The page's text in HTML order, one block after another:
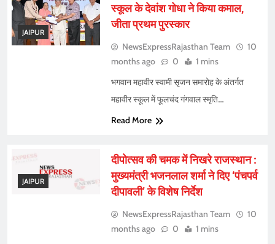
JAIPUR
स्कूल के देवांश गोधा ने किया कमाल,
जीता प्रथम पुरस्कार
NewsExpressRajasthan Team
10
months ago
0 1 mins
भगवान महावीर स्वामी सृजन समारोह के अंतर्गत
महावीर स्कूल में फूलचंद गंगवाल स्मृति…
Read More
JAIPUR
दीपोत्सव की चमक में निखरे राजस्थान :
मुख्यमंत्री भजनलाल शर्मा ने दिए ‘पंचपर्व
दीपावली’ के विशेष निर्देश
NewsExpressRajasthan Team
10
months ago
0 1 mins